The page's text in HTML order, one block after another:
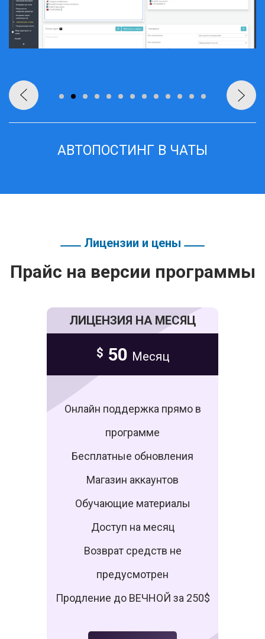
АВТОПОСТИНГ В ЧАТЫ
Лицензии и цены
Прайс на версии программы
ЛИЦЕНЗИЯ НА МЕСЯЦ
$ 50 Месяц
Онлайн поддержка прямо в
программе
Бесплатные обновления
Магазин аккаунтов
Обучающие материалы
Доступ на месяц
Возврат средств не
предусмотрен
Продление до ВЕЧНОЙ за 250$